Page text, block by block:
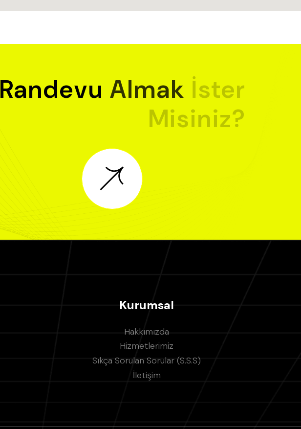
Randevu Almak İster
Misiniz?
Kurumsal
Hakkımızda
Hizmetlerimiz
Sıkça Sorulan Sorular (S.S.S)
İletişim